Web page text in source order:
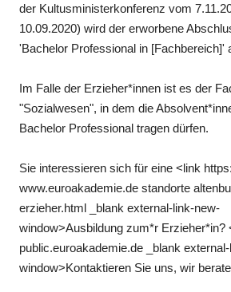
der Kultusministerkonferenz vom
10.09.2020) wird der erworbene
'Bachelor Professional in [Fachbereich]'
Im Falle der Erzieher*innen ist es der
"Sozialwesen", in dem die
Bachelor Professional tragen dürfen.
Sie interessieren sich für eine <link https:
www.euroakademie.de standorte
erzieher.html _blank external-link-new-
window>Ausbildung zum*r Erzieher*in?
public.euroakademie.de _blank
window>Kontaktieren Sie uns, wir